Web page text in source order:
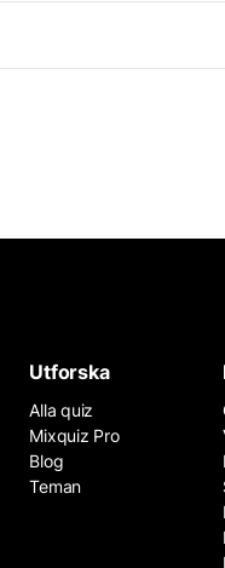
Utforska
Alla quiz
Mixquiz Pro
Blog
Teman